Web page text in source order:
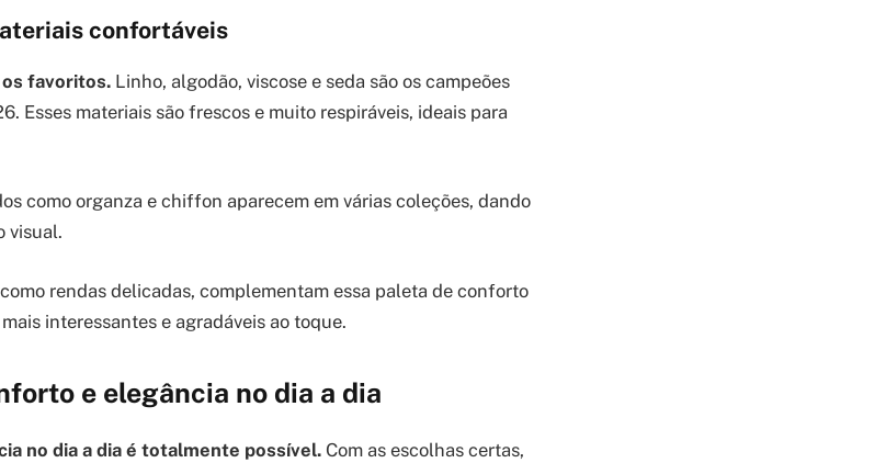
confortáveis
os favoritos. Linho, algodão, viscose e seda são os campeões
Esses materiais são frescos e muito respiráveis, ideais para
como organza e chiffon aparecem em várias coleções, dando
visual.
rendas delicadas, complementam essa paleta de conforto
interessantes e agradáveis ao toque.
e elegância no dia a dia
no dia a dia é totalmente possível. Com as escolhas certas,